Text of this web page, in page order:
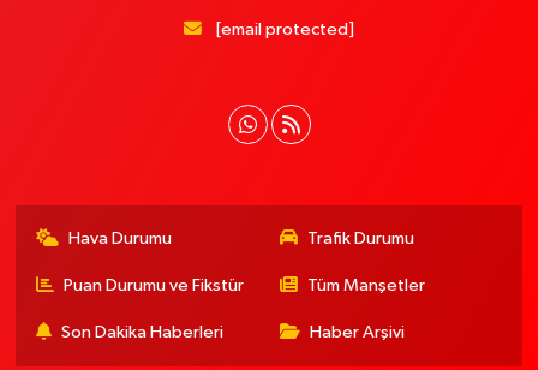
[email protected]
Hava Durumu Trafik Durumu
Puan Durumu ve Fikstür Tüm Manşetler
Son Dakika Haberleri Haber Arşivi